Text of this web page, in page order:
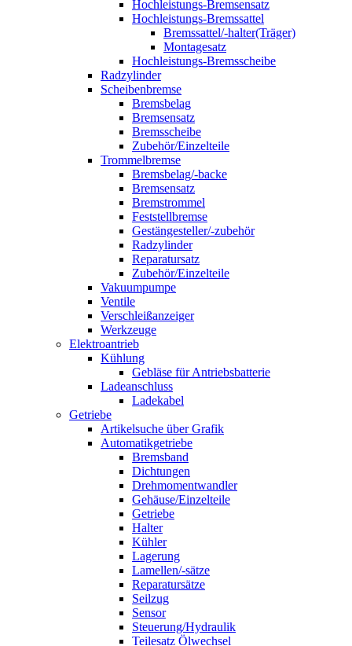
Hochleistungs-Bremsensatz
Hochleistungs-Bremssattel
Bremssattel/-halter(Träger)
Montagesatz
Hochleistungs-Bremsscheibe
Radzylinder
Scheibenbremse
Bremsbelag
Bremsensatz
Bremsscheibe
Zubehör/Einzelteile
Trommelbremse
Bremsbelag/-backe
Bremsensatz
Bremstrommel
Feststellbremse
Gestängesteller/-zubehör
Radzylinder
Reparatursatz
Zubehör/Einzelteile
Vakuumpumpe
Ventile
Verschleißanzeiger
Werkzeuge
Elektroantrieb
Kühlung
Gebläse für Antriebsbatterie
Ladeanschluss
Ladekabel
Getriebe
Artikelsuche über Grafik
Automatikgetriebe
Bremsband
Dichtungen
Drehmomentwandler
Gehäuse/Einzelteile
Getriebe
Halter
Kühler
Lagerung
Lamellen/-sätze
Reparatursätze
Seilzug
Sensor
Steuerung/Hydraulik
Teilesatz Ölwechsel